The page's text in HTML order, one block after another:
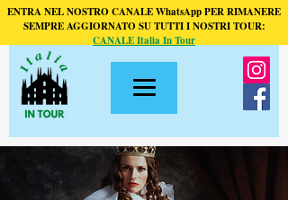
ENTRA NEL NOSTRO CANALE WhatsApp PER RIMANERE
SEMPRE AGGIORNATO SU TUTTI I NOSTRI TOUR:
CANALE Italia In Tour